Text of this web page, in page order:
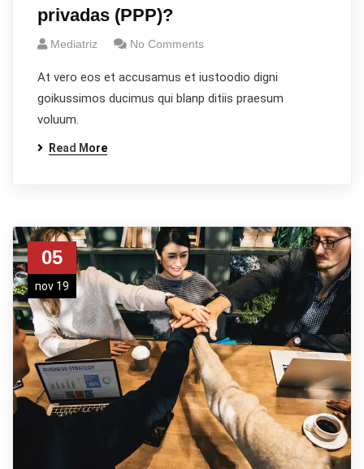
privadas (PPP)?
Mediatriz No Comments
At vero eos et accusamus et iustoodio digni
goikussimos ducimus qui blanp ditiis praesum
voluum.
Read More
05
nov 19